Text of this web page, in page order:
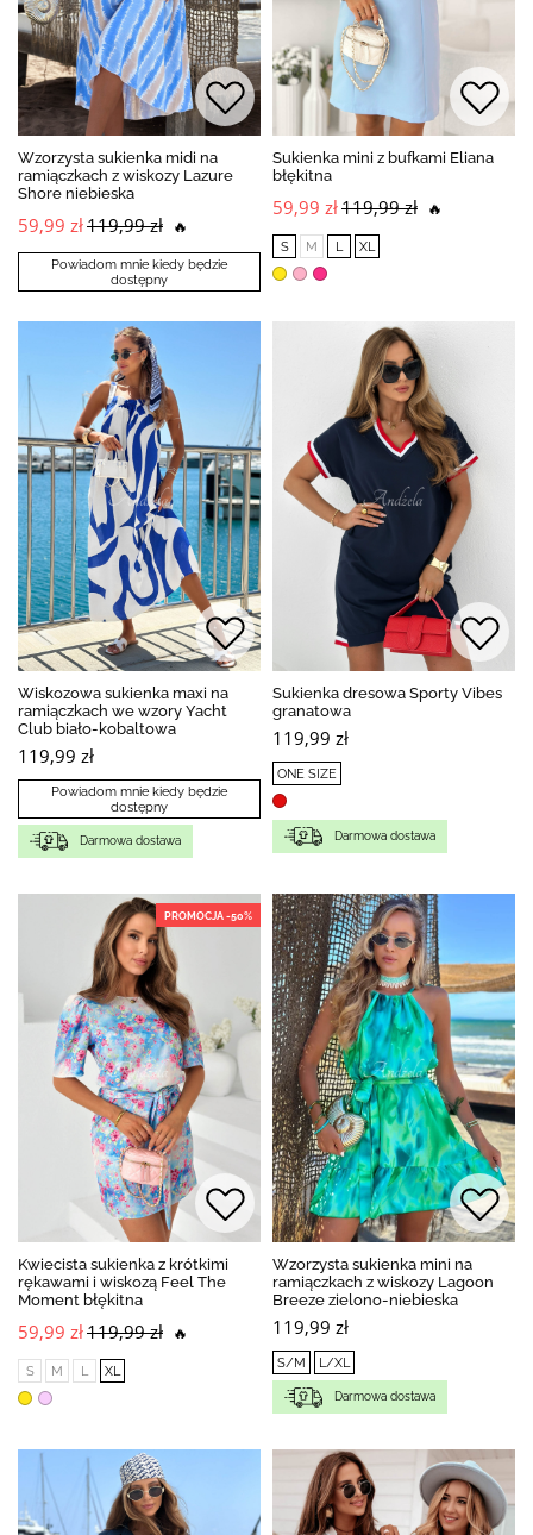
Wzorzysta sukienka midi na
ramiączkach z wiskozy Lazure
Shore niebieska
59,99 zł119,99 zł 🔥
Powiadom mnie kiedy będzie
dostępny
Sukienka mini z bufkami Eliana
błękitna
59,99 zł119,99 zł 🔥
S M L XL
Wiskozowa sukienka maxi na
ramiączkach we wzory Yacht
Club biało-kobaltowa
119,99 zł
Powiadom mnie kiedy będzie
dostępny
Darmowa dostawa
Sukienka dresowa Sporty Vibes
granatowa
119,99 zł
ONE SIZE
Darmowa dostawa
PROMOCJA -50%
Kwiecista sukienka z krótkimi
rękawami i wiskozą Feel The
Moment błękitna
59,99 zł119,99 zł 🔥
S M L XL
Wzorzysta sukienka mini na
ramiączkach z wiskozy Lagoon
Breeze zielono-niebieska
119,99 zł
S/M L/XL
Darmowa dostawa